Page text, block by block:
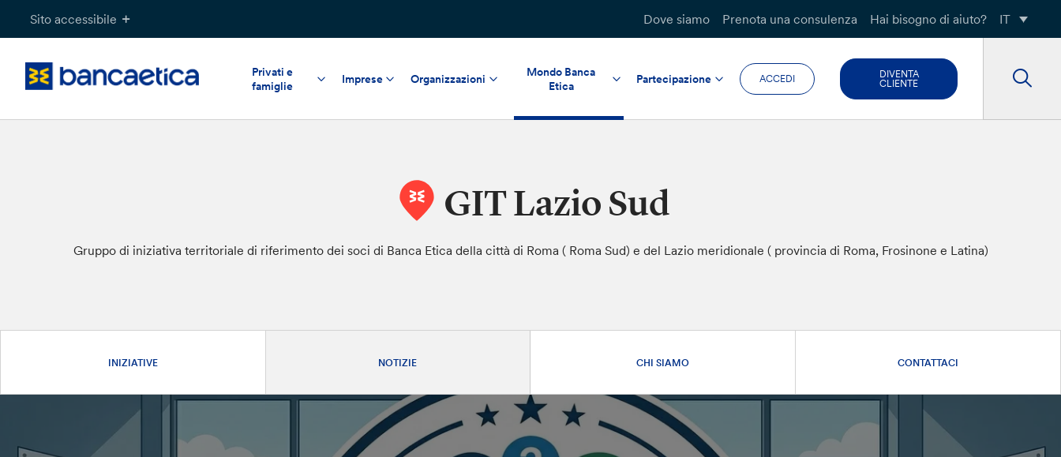
Sito accessibile Dove siamo Prenota una consulenza Hai bisogno di aiuto? IT
Privati e
famiglie
Imprese Organizzazioni
Mondo Banca
Etica
Partecipazione ACCEDI
DIVENTA
CLIENTE
GIT Lazio Sud
Gruppo di iniziativa territoriale di riferimento dei soci di Banca Etica della città di Roma ( Roma Sud) e del Lazio meridionale ( provincia di Roma, Frosinone e Latina)
INIZIATIVE NOTIZIE CHI SIAMO CONTATTACI